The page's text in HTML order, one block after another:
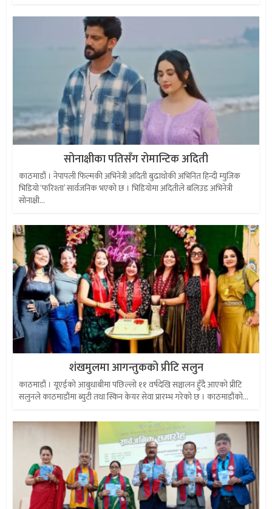
सोनाक्षीका पतिसँग रोमान्टिक अदिती
काठमाडौं । नेपापली फिल्मकी अभिनेत्री अदिती बुढाथोकी अभिनित हिन्दी म्युजिक
भिडियो ‘फरिश्ता’ सार्वजनिक भएको छ । भिडियोमा अदितीले बलिउड अभिनेत्री
सोनाक्षी...
शंखमुलमा आगन्तुकको प्रीटि सलुन
काठमाडौं । यूएईको आबुधाबीमा पछिल्लो ११ वर्षदेखि सञ्चालन हुँदै आएको प्रीटि
सलुनले काठमाडौंमा ब्युटी तथा स्किन केयर सेवा प्रारम्भ गरेको छ । काठमाडौंको...